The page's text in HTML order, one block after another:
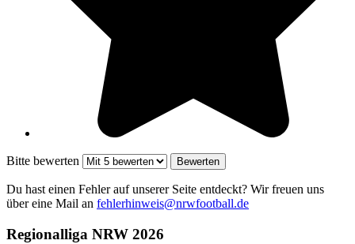
Bitte bewerten
Du hast einen Fehler auf unserer Seite entdeckt? Wir freuen uns
über eine Mail an fehlerhinweis@nrwfootball.de
Regionalliga NRW 2026